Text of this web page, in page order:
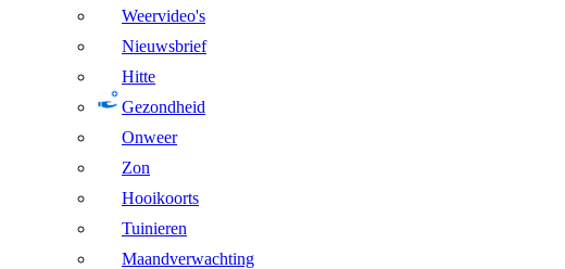
Weervideo's
Nieuwsbrief
Hitte
Gezondheid
Onweer
Zon
Hooikoorts
Tuinieren
Maandverwachting